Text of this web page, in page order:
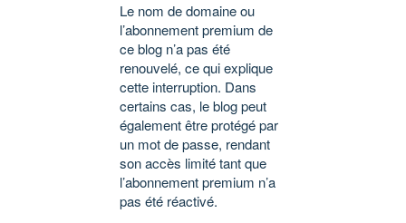
Le nom de domaine ou
l’abonnement premium de
ce blog n’a pas été
renouvelé, ce qui explique
cette interruption. Dans
certains cas, le blog peut
également être protégé par
un mot de passe, rendant
son accès limité tant que
l’abonnement premium n’a
pas été réactivé.